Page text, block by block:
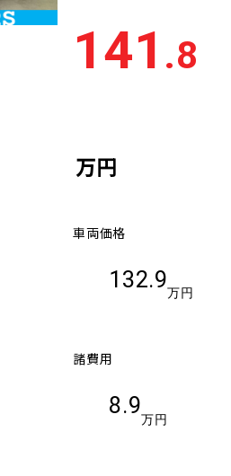
733-500
大きい順141 .8
万円
車両価格
132.9
万円
諸費用
8.9
万円